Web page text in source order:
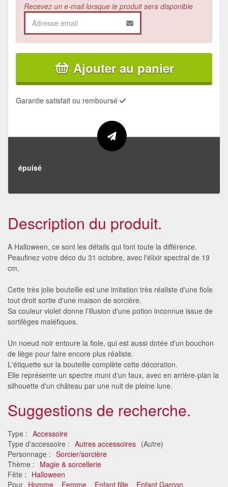
Recevez un e-mail lorsque le produit sera disponible
Ajouter au panier
Garantie satisfait ou remboursé
épuisé
Description du produit.
A Halloween, ce sont les détails qui font toute la différence.
Peaufinez votre déco du 31 octobre, avec l'élixir spectral de 19
cm.
Cette très jolie bouteille est une imitation très réaliste d'une fiole
tout droit sortie d'une maison de sorcière.
Sa couleur violet donne l'illusion d'une potion inconnue issue de
sortilèges maléfiques.
Un noeud noir entoure la fiole, qui est aussi dotée d'un bouchon
de liège pour faire encore plus réaliste.
L'étiquette sur la bouteille complète cette décoration.
Elle représente un spectre muni d'un faux, avec en arrière-plan la
silhouette d'un château par une nuit de pleine lune.
Suggestions de recherche.
Type : Accessoire
Type d'accessoire : Autres accessoires (Autre)
Personnage : Sorcier/sorcière
Thème : Magie & sorcellerie
Fête : Halloween
Pour Homme Femme Enfant fille Enfant Garçon